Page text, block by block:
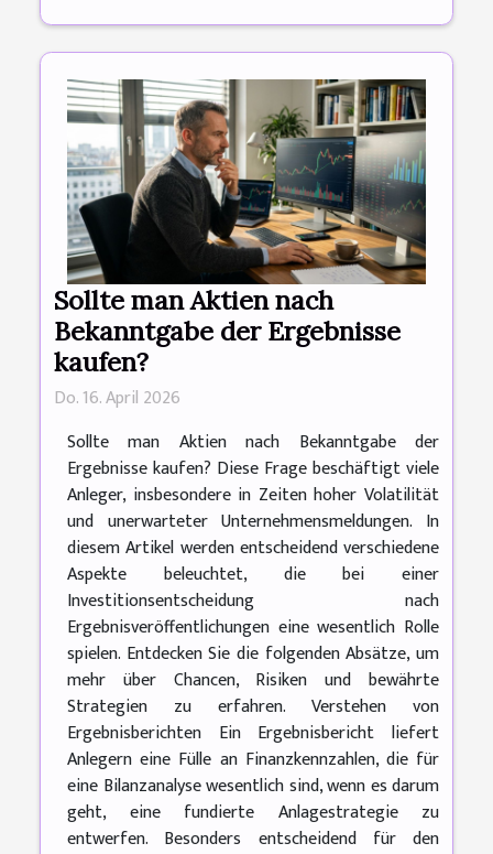
Sollte man Aktien nach
Bekanntgabe der Ergebnisse
kaufen?
Do. 16. April 2026
Sollte man Aktien nach Bekanntgabe der
Ergebnisse kaufen? Diese Frage beschäftigt viele
Anleger, insbesondere in Zeiten hoher Volatilität
und unerwarteter Unternehmensmeldungen. In
diesem Artikel werden entscheidend verschiedene
Aspekte beleuchtet, die bei einer
Investitionsentscheidung nach
Ergebnisveröffentlichungen eine wesentlich Rolle
spielen. Entdecken Sie die folgenden Absätze, um
mehr über Chancen, Risiken und bewährte
Strategien zu erfahren. Verstehen von
Ergebnisberichten Ein Ergebnisbericht liefert
Anlegern eine Fülle an Finanzkennzahlen, die für
eine Bilanzanalyse wesentlich sind, wenn es darum
geht, eine fundierte Anlagestrategie zu
entwerfen. Besonders entscheidend für den